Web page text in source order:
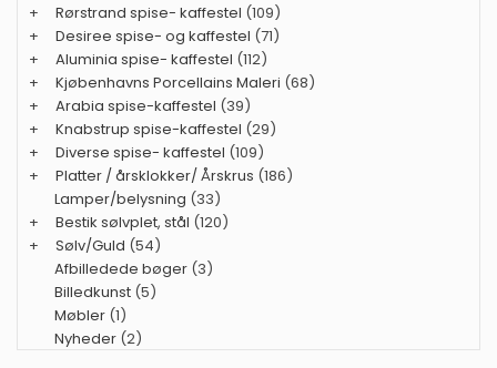
+
Rørstrand spise- kaffestel (109)
+
Desiree spise- og kaffestel (71)
+
Aluminia spise- kaffestel (112)
+
Kjøbenhavns Porcellains Maleri (68)
+
Arabia spise-kaffestel (39)
+
Knabstrup spise-kaffestel (29)
+
Diverse spise- kaffestel (109)
+
Platter / årsklokker/ Årskrus (186)
Lamper/belysning (33)
+
Bestik sølvplet, stål (120)
+
Sølv/Guld (54)
Afbilledede bøger (3)
Billedkunst (5)
Møbler (1)
Nyheder (2)